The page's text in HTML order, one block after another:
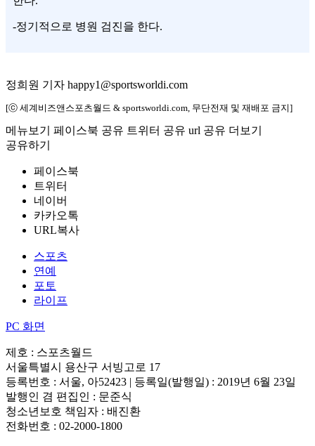
-정기적으로 병원 검진을 한다.
정희원 기자 happy1@sportsworldi.com
[ⓒ 세계비즈앤스포츠월드 & sportsworldi.com, 무단전재 및 재배포 금지]
메뉴보기 페이스북 공유 트위터 공유 url 공유 더보기
공유하기
페이스북
트위터
네이버
카카오톡
URL복사
스포츠
연예
포토
라이프
PC 화면
제호 : 스포츠월드
서울특별시 용산구 서빙고로 17
등록번호 : 서울, 아52423 | 등록일(발행일) : 2019년 6월 23일
발행인 겸 편집인 : 문준식
청소년보호 책임자 : 배진환
전화번호 : 02-2000-1800